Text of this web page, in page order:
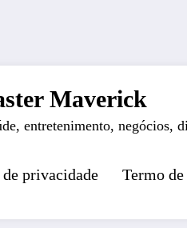
Maverick
entretenimento, negócios,
privacidade Termo